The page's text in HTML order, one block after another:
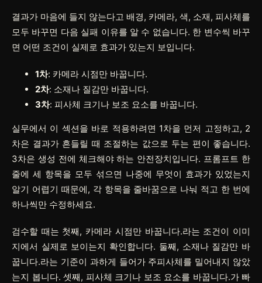
결과가 마음에 들지 않는다고 배경, 카메라, 색, 소재, 피사체를
모두 바꾸면 다음 실패 이유를 알 수 없습니다. 한 변수씩 바꾸
면 어떤 조건이 실제로 효과가 있는지 보입니다.
1차: 카메라 시점만 바꿉니다.
2차: 소재나 질감만 바꿉니다.
3차: 피사체 크기나 보조 요소를 바꿉니다.
실무에서 이 섹션을 바로 적용하려면 1차을 먼저 고정하고, 2
차은 결과가 흔들릴 때 조절하는 값으로 두는 편이 좋습니다.
3차은 생성 전에 체크해야 하는 안전장치입니다. 프롬프트 한
줄에 세 항목을 모두 섞으면 나중에 무엇이 효과가 있었는지
알기 어렵기 때문에, 각 항목을 줄바꿈으로 나눠 적고 한 번에
하나씩만 수정하세요.
검수할 때는 첫째, 카메라 시점만 바꿉니다.라는 조건이 이미
지에서 실제로 보이는지 확인합니다. 둘째, 소재나 질감만 바
꿉니다.라는 기준이 과하게 들어가 주피사체를 밀어내지 않았
는지 봅니다. 셋째, 피사체 크기나 보조 요소를 바꿉니다.가 빠